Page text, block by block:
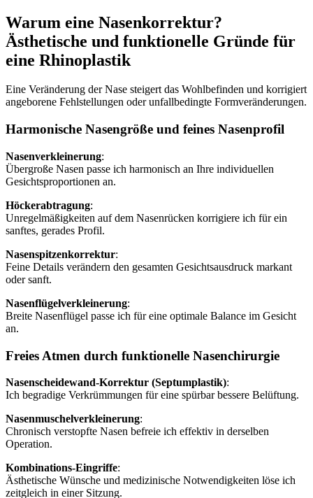
Warum eine Nasenkorrektur?
Ästhetische und funktionelle Gründe für
eine Rhinoplastik
Eine Veränderung der Nase steigert das Wohlbefinden und korrigiert
angeborene Fehlstellungen oder unfallbedingte Formveränderungen.
Harmonische Nasengröße und feines Nasenprofil
Nasenverkleinerung:
Übergroße Nasen passe ich harmonisch an Ihre individuellen
Gesichtsproportionen an.
Höckerabtragung:
Unregelmäßigkeiten auf dem Nasenrücken korrigiere ich für ein
sanftes, gerades Profil.
Nasenspitzenkorrektur:
Feine Details verändern den gesamten Gesichtsausdruck markant
oder sanft.
Nasenflügelverkleinerung:
Breite Nasenflügel passe ich für eine optimale Balance im Gesicht
an.
Freies Atmen durch funktionelle Nasenchirurgie
Nasenscheidewand-Korrektur (Septumplastik):
Ich begradige Verkrümmungen für eine spürbar bessere Belüftung.
Nasenmuschelverkleinerung:
Chronisch verstopfte Nasen befreie ich effektiv in derselben
Operation.
Kombinations-Eingriffe:
Ästhetische Wünsche und medizinische Notwendigkeiten löse ich
zeitgleich in einer Sitzung.